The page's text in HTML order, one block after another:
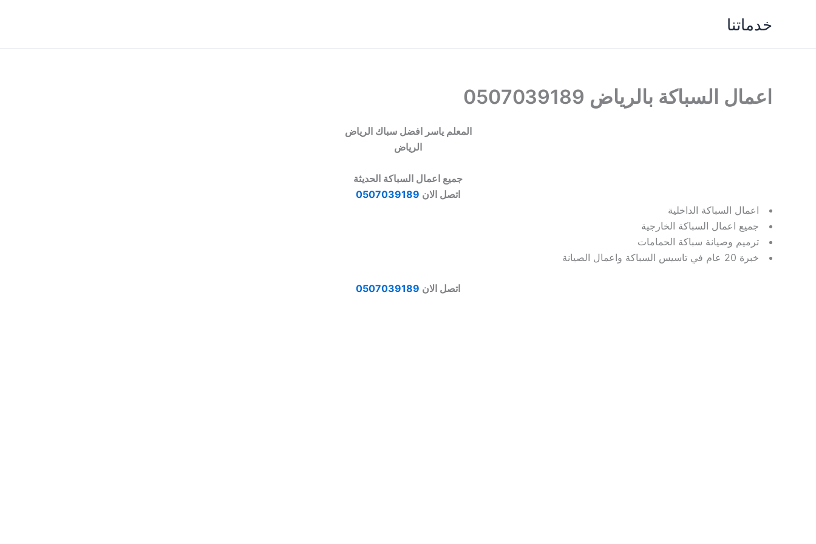
خدماتنا
اعمال السباكة بالرياض 0507039189
المعلم ياسر افضل سباك الرياض
الرياض
جميع اعمال السباكة الحديثة
اتصل الان 0507039189
اعمال السباكة الداخلية
جميع اعمال السباكة الخارجية
ترميم وصيانة سباكة الحمامات
خبرة 20 عام في تاسيس السباكة واعمال الصيانة
اتصل الان 0507039189